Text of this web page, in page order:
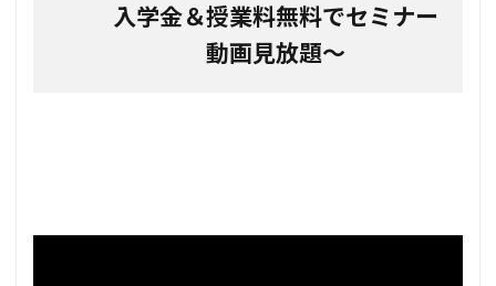
入学金＆授業料無料でセミナー
動画見放題～